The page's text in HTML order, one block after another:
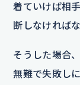
着ていけば相
断しなければ
そうした場合
無難で失敗し